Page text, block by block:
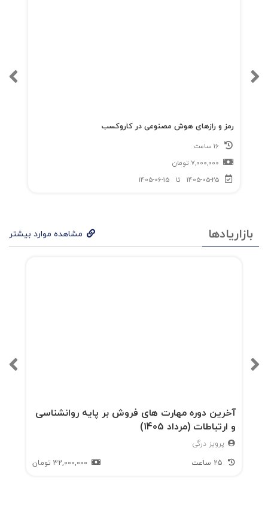
رمز و رازهای هوش مصنوعی در کاروکسب
7,000,000 تومان
1405-05-25
تا 1405-06-15
بازاریادها مشاهده موارد بیشتر
آخرین دوره مهارت های فروش بر پایه روانشناسی
و ارتباطات (مرداد 1405)
پرویز درگی
32,000,000 تومان